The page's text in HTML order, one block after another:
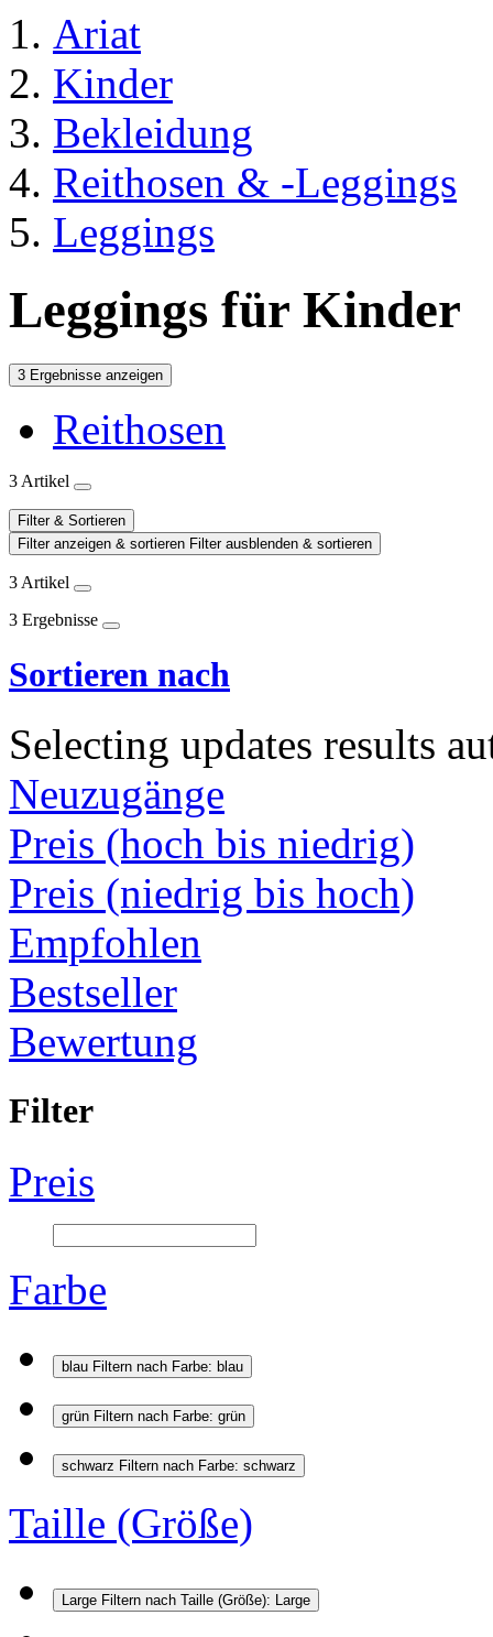
Ariat
Kinder
Bekleidung
Reithosen & -Leggings
Leggings
Leggings für Kinder
3 Ergebnisse anzeigen
Reithosen
3 Artikel
Filter & Sortieren
Filter anzeigen & sortieren Filter ausblenden & sortieren
3 Artikel
3 Ergebnisse
Sortieren nach
Selecting updates results
Neuzugänge
Preis (hoch bis niedrig)
Preis (niedrig bis hoch)
Empfohlen
Bestseller
Bewertung
Filter
Preis
Farbe
blau Filtern nach Farbe: blau
grün Filtern nach Farbe: grün
schwarz Filtern nach Farbe: schwarz
Taille (Größe)
Large Filtern nach Taille (Größe): Large